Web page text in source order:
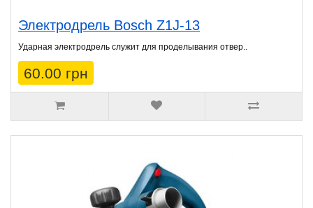
Электродрель Bosch Z1J-13
Ударная электродрель служит для проделывания отвер..
60.00 грн